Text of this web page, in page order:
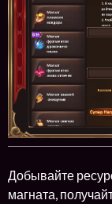
Добывайте
магната,